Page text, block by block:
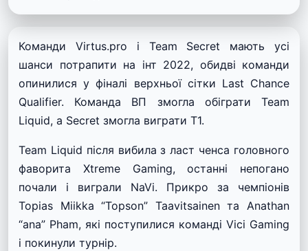
Команди Virtus.pro і Team Secret мають усі
шанси потрапити на інт 2022, обидві команди
опинилися у фіналі верхньої сітки Last Chance
Qualifier. Команда ВП змогла обіграти Team
Liquid, а Secret змогла виграти T1.
Team Liquid після вибила з ласт ченса головного
фаворита Xtreme Gaming, останні непогано
почали і виграли NaVi. Прикро за чемпіонів
Topias Miikka “Topson” Taavitsainen та Anathan
“ana” Pham, які поступилися команді Vici Gaming
і покинули турнір.